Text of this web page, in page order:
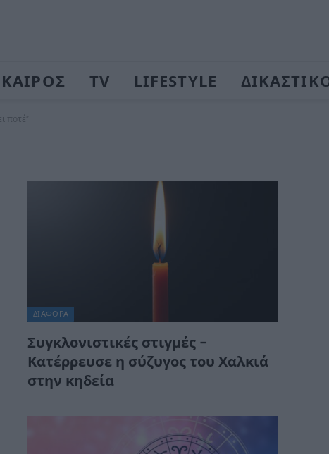
ΚΑΙΡΟΣ TV LIFESTYLE
ποτέ”
ΔΙΆΦΟΡΑ
Συγκλονιστικές στιγμές –
Κατέρρευσε η σύζυγος του Χαλκιά
στην κηδεία